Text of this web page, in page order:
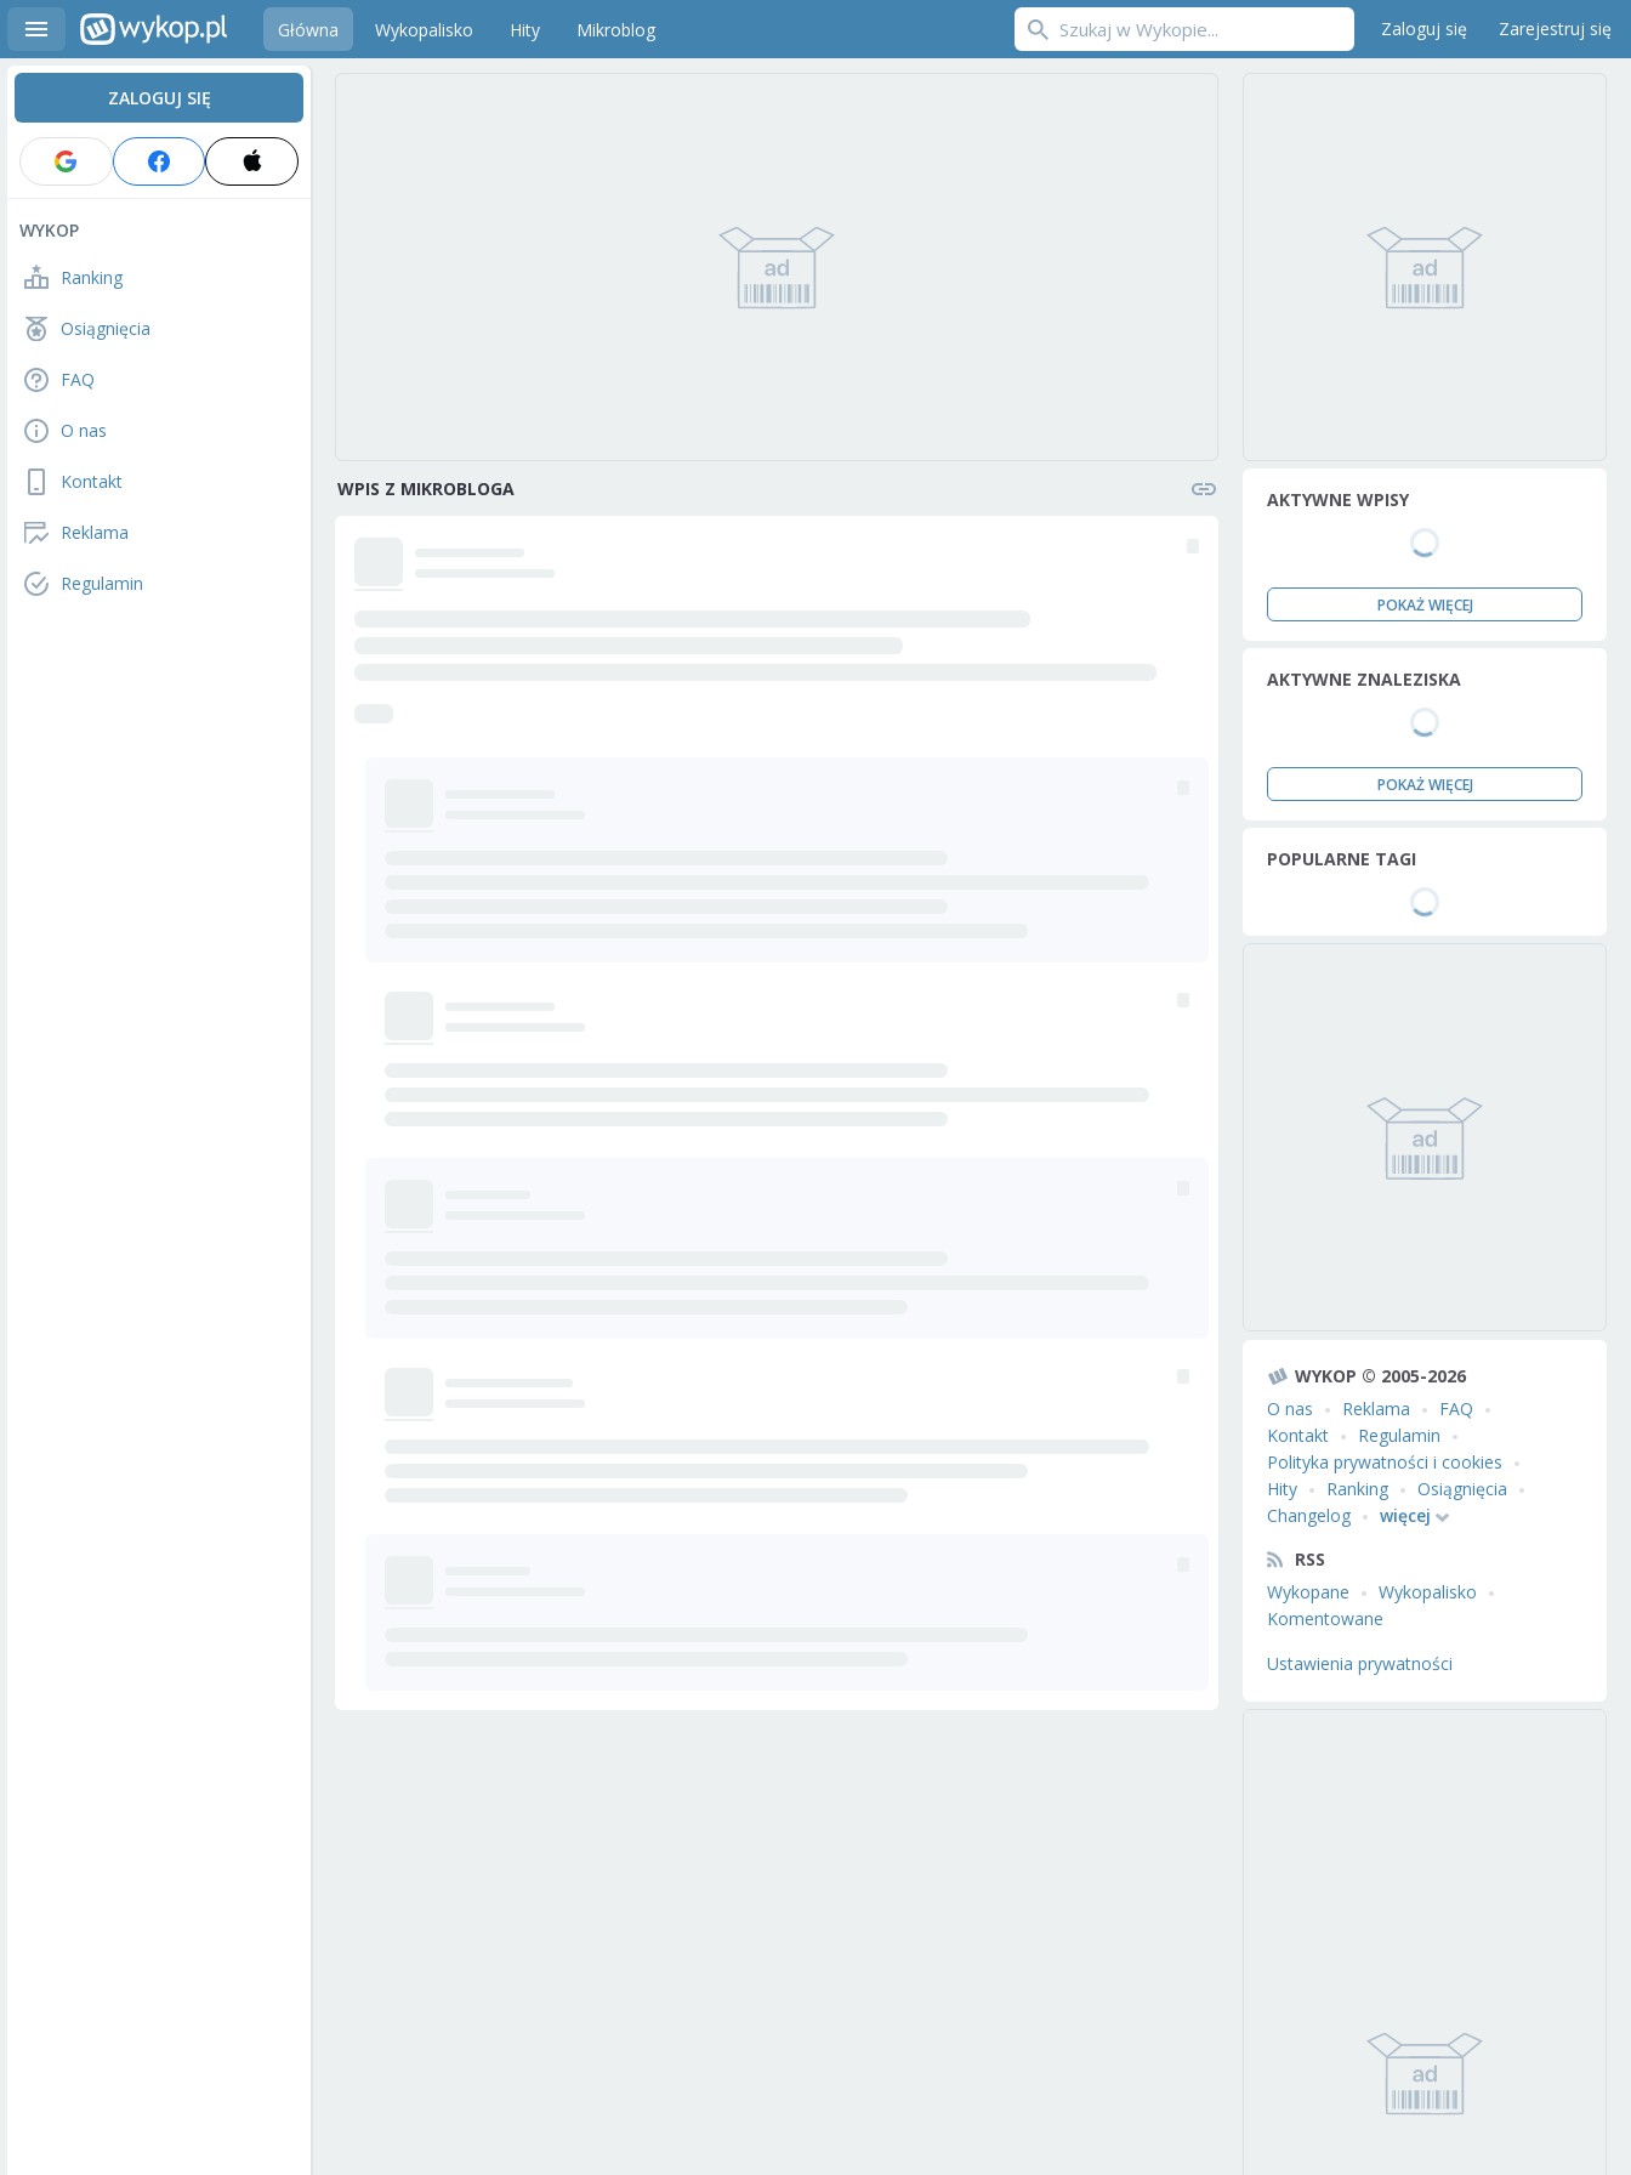
Główna Wykopalisko Hity Mikroblog Zaloguj się Zarejestruj się
ZALOGUJ SIĘ
WYKOP
Ranking
Osiągnięcia
FAQ
O nas
Kontakt
Reklama
Regulamin
WPIS Z MIKROBLOGA AKTYWNE WPISY
POKAŻ WIĘCEJ
AKTYWNE ZNALEZISKA
POKAŻ WIĘCEJ
POPULARNE TAGI
WYKOP © 2005-2026
O nas
Reklama
FAQ
Kontakt
Regulamin
Polityka prywatności i cookies
Hity
Ranking
Osiągnięcia
Changelog
więcej
RSS
Wykopane
Wykopalisko
Komentowane
Ustawienia prywatności